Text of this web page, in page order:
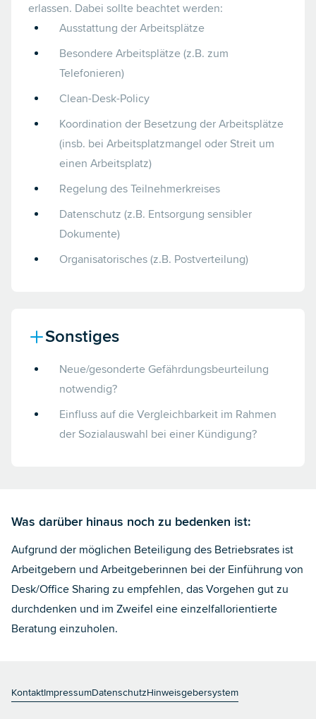
erlassen. Dabei sollte beachtet werden:
Ausstattung der Arbeitsplätze
Besondere Arbeitsplätze (z.B. zum
Telefonieren)
Clean-Desk-Policy
Koordination der Besetzung der Arbeitsplätze
(insb. bei Arbeitsplatzmangel oder Streit um
einen Arbeitsplatz)
Regelung des Teilnehmerkreises
Datenschutz (z.B. Entsorgung sensibler
Dokumente)
Organisatorisches (z.B. Postverteilung)
Sonstiges
Neue/gesonderte Gefährdungsbeurteilung
notwendig?
Einfluss auf die Vergleichbarkeit im Rahmen
der Sozialauswahl bei einer Kündigung?
Was darüber hinaus noch zu bedenken ist:
Aufgrund der möglichen Beteiligung des Betriebsrates ist
Arbeitgebern und Arbeitgeberinnen bei der Einführung von
Desk/Office Sharing zu empfehlen, das Vorgehen gut zu
durchdenken und im Zweifel eine einzelfallorientierte
Beratung einzuholen.
KontaktImpressumDatenschutzHinweisgebersystem